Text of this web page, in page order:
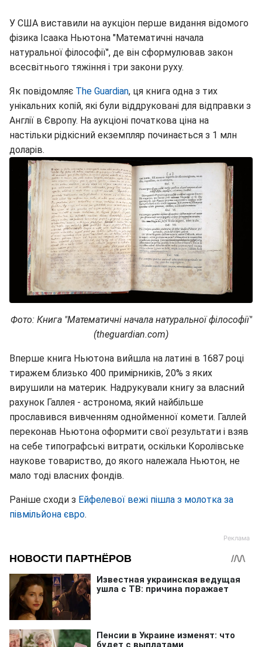
У США виставили на аукціон перше видання відомого
фізика Ісаака Ньютона "Математичні начала
натуральної філософії", де він сформулював закон
всесвітнього тяжіння і три закони руху.
Як повідомляє The Guardian, ця книга одна з тих
унікальних копій, які були віддруковані для відправки з
Англії в Європу. На аукціоні початкова ціна на
настільки рідкісний екземпляр починається з 1 млн
доларів.
Фото: Книга "Математичні начала натуральної філософії"
(theguardian.com)
Вперше книга Ньютона вийшла на латині в 1687 році
тиражем близько 400 примірників, 20% з яких
вирушили на материк. Надрукували книгу за власний
рахунок Галлея - астронома, який найбільше
прославився вивченням однойменної комети. Галлей
переконав Ньютона оформити свої результати і взяв
на себе типографські витрати, оскільки Королівське
наукове товариство, до якого належала Ньютон, не
мало тоді власних фондів.
Раніше сходи з Ейфелевої вежі пішла з молотка за
півмільйона євро.